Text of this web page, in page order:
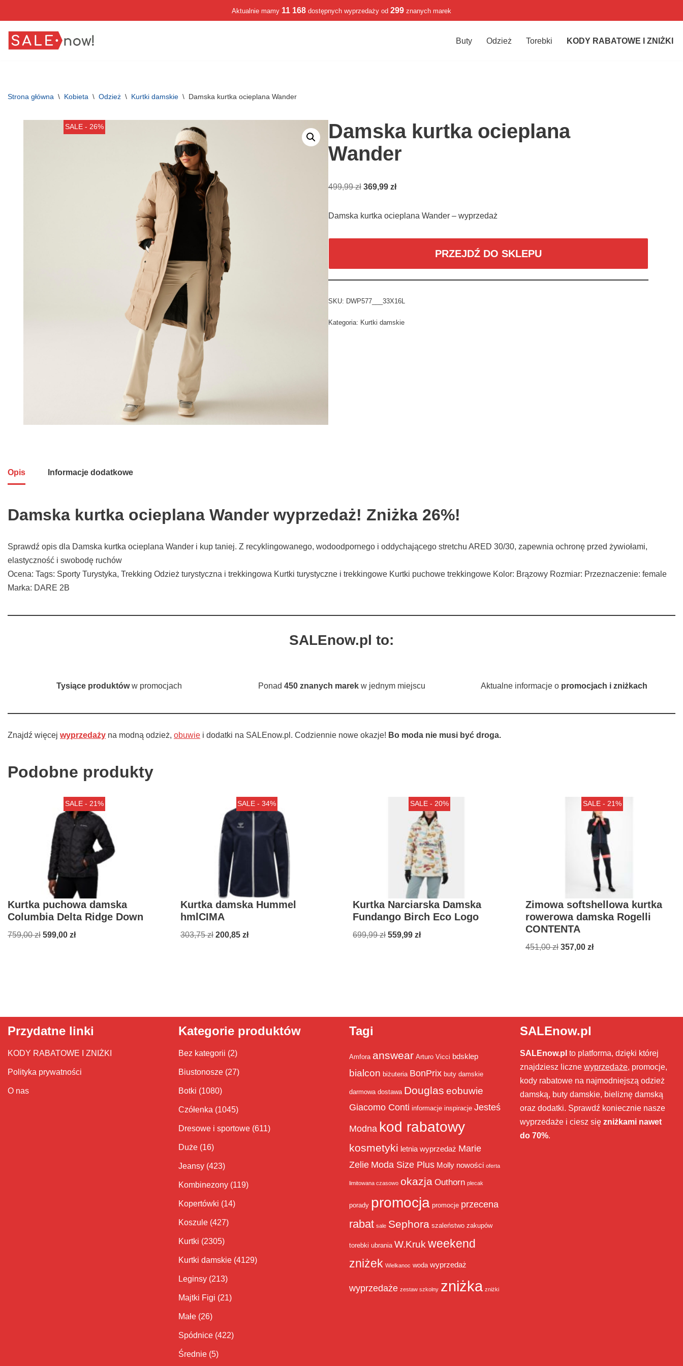
do
Aktualnie mamy 11 168 dostępnych wyprzedaży od 299 znanych marek
Buty Odzież Torebki KODY RABATOWE I ZNIŻKI
Strona główna \ Kobieta \ Odzież \ Kurtki damskie \ Damska kurtka ocieplana Wander
SALE - 26%
Damska kurtka ocieplana
Wander
499,99zł 369,99 zł
Damska kurtka ocieplana Wander – wyprzedaż
PRZEJDŹ DO SKLEPU
SKU: DWP577___33X16L
Kategoria: Kurtki damskie
Opis Informacje dodatkowe
Damska kurtka ocieplana Wander wyprzedaż! Zniżka 26%!
Sprawdź opis dla Damska kurtka ocieplana Wander i kup taniej. Z recyklingowanego, wodoodpornego i oddychającego stretchu ARED 30/30, zapewnia ochronę przed żywiołami,
elastyczność i swobodę ruchów
Ocena: Tags: Sporty Turystyka, Trekking Odzież turystyczna i trekkingowa Kurtki turystyczne i trekkingowe Kurtki puchowe trekkingowe Kolor: Brązowy Rozmiar: Przeznaczenie: female
Marka: DARE 2B
SALEnow.pl to:
Tysiące produktóww promocjach Ponad 450 znanych marekw jednym miejscu Aktualne informacje o promocjach i zniżkach
Znajdź więcej wyprzedaży na modną odzież, obuwie i dodatki na SALEnow.pl. Codziennie nowe okazje! Bo moda nie musi być droga.
Podobne produkty
SALE - 21%
Kurtka puchowa damska
Columbia Delta Ridge Down
759,00zł 599,00 zł
SALE - 34%
Kurtka damska Hummel
hmlCIMA
303,75zł 200,85 zł
SALE - 20%
Kurtka Narciarska Damska
Fundango Birch Eco Logo
699,99zł 559,99zł
SALE - 21%
Zimowa softshellowa kurtka
rowerowa damska Rogelli
CONTENTA
451,00zł 357,00 zł
Przydatne linki
KODY RABATOWE I ZNIŻKI
Polityka prywatności
O nas
Kategorie produktów
Bez kategorii (2)
Biustonosze (27)
Botki (1080)
Czółenka (1045)
Dresowe i sportowe (611)
Duże (16)
Jeansy (423)
Kombinezony (119)
Kopertówki (14)
Koszule (427)
Kurtki (2305)
Kurtki damskie (4129)
Leginsy (213)
Majtki Figi (21)
Małe (26)
Spódnice (422)
Średnie (5)
Tagi
Amfora answear Arturo Vicci bdsklep
bialcon biżuteria BonPrix buty damskie
darmowa dostawa Douglas eobuwie
Giacomo Conti informacje inspiracje Jesteś
Modna kod rabatowy
kosmetyki letnia wyprzedaż Marie
Zelie Moda Size Plus Molly nowości oferta
limitowana czasowo okazja Outhorn plecak
porady promocja promocje przecena
rabat sale Sephora szaleństwo zakupów
torebki ubrania W.Kruk weekend
zniżek Wielkanoc woda wyprzedaż
wyprzedaże zestaw szkolny zniżka zniżki
SALEnow.pl
SALEnow.pl to platforma, dzięki której
znajdziesz liczne wyprzedaże, promocje,
kody rabatowe na najmodniejszą odzież
damską, buty damskie, bieliznę damską
oraz dodatki. Sprawdź koniecznie nasze
wyprzedaże i ciesz się zniżkami nawet
do 70%.